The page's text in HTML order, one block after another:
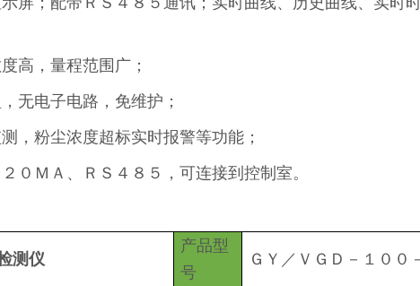
高，量程范围广；
无电子电路，免维护；
，粉尘浓度超标实时报警等功能；
０ＭＡ、ＲＳ４８５，可连接到控制室。
测仪
产品型
号
ＧＹ／ＶＧＤ－１００